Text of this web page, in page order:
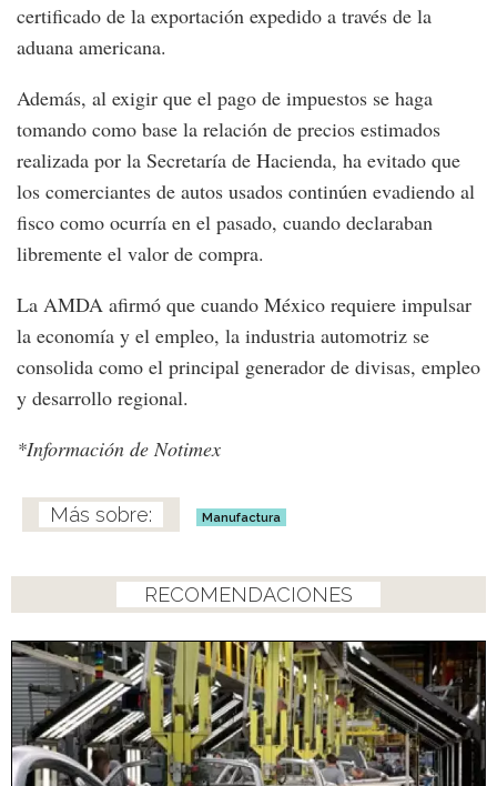
certificado de la exportación expedido a través de la
aduana americana.
Además, al exigir que el pago de impuestos se haga
tomando como base la relación de precios estimados
realizada por la Secretaría de Hacienda, ha evitado que
los comerciantes de autos usados continúen evadiendo al
fisco como ocurría en el pasado, cuando declaraban
libremente el valor de compra.
La AMDA afirmó que cuando México requiere impulsar
la economía y el empleo, la industria automotriz se
consolida como el principal generador de divisas, empleo
y desarrollo regional.
*Información de Notimex
Manufactura
RECOMENDACIONES